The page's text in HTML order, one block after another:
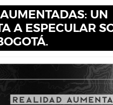
UN
A ESPECULAR